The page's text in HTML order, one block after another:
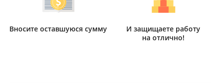
Вносите оставшуюся сумму
И защищаете работу
на отлично!